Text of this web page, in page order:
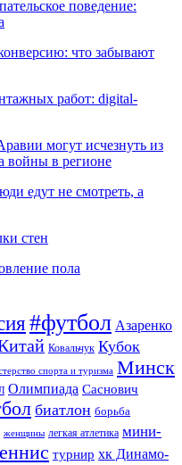
поведение:
что забывают
работ: digital-
могут исчезнуть из
войны в регионе
едут не смотреть, а
стен
пола
#футбол Азаренко
Ковальчук Кубок
спорта и туризма Минск
Олимпиада Саснович
биатлон борьба
женщины легкая атлетика мини-
турнир хк Динамо-